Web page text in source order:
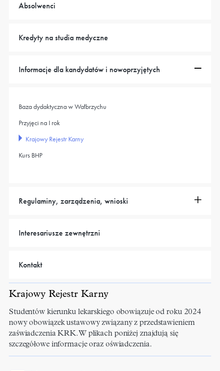
Absolwenci
Kredyty na studia medyczne
Informacje dla kandydatów i nowoprzyjętych
Baza dydaktyczna w Wałbrzychu
Przyjęci na I rok
Krajowy Rejestr Karny
Kurs BHP
Regulaminy, zarządzenia, wnioski
Interesariusze zewnętrzni
Kontakt
Krajowy Rejestr Karny
Studentów kierunku lekarskiego obowiązuje od roku 2024
nowy obowiązek ustawowy związany z przedstawieniem
zaświadczenia KRK. W plikach poniżej znajdują się
szczegółowe informacje oraz oświadczenia.